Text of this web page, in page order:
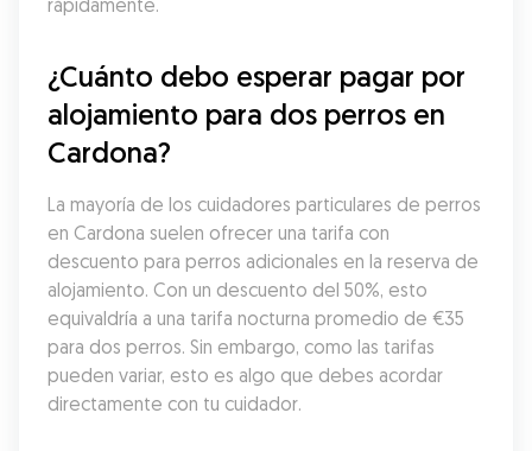
rápidamente.
¿Cuánto debo esperar pagar por
alojamiento para dos perros en
Cardona?
La mayoría de los cuidadores particulares de perros
en Cardona suelen ofrecer una tarifa con
descuento para perros adicionales en la reserva de
alojamiento. Con un descuento del 50%, esto
equivaldría a una tarifa nocturna promedio de €35
para dos perros. Sin embargo, como las tarifas
pueden variar, esto es algo que debes acordar
directamente con tu cuidador.